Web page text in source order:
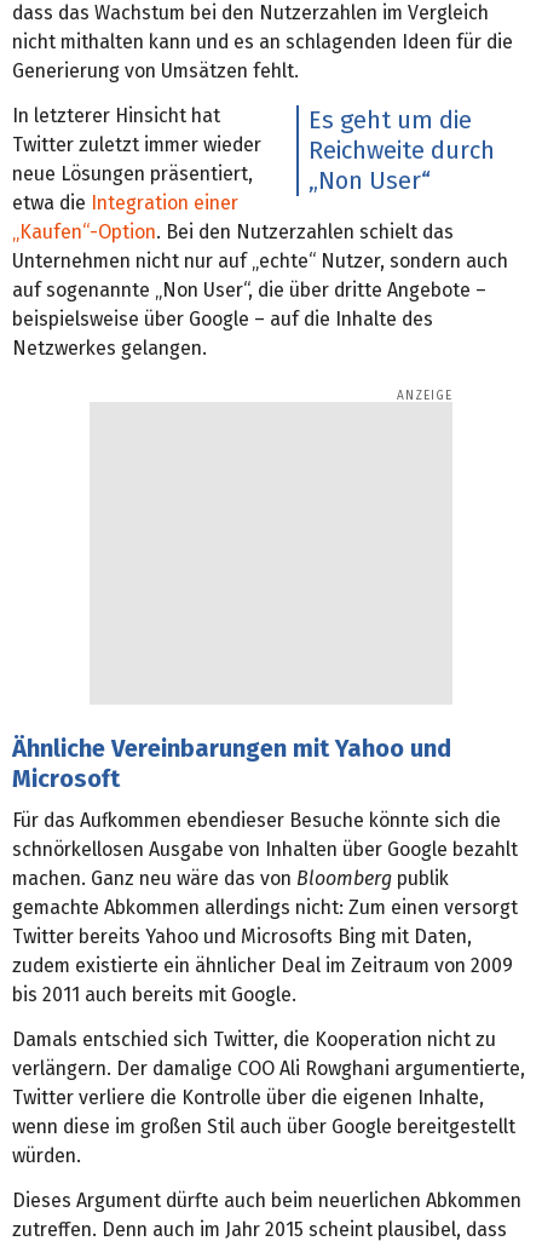
dass das Wachstum bei den Nutzerzahlen im Vergleich
nicht mithalten kann und es an schlagenden Ideen für die
Generierung von Umsätzen fehlt.
Es geht um die
Reichweite durch
„Non User“
In letzterer Hinsicht hat
Twitter zuletzt immer wieder
neue Lösungen präsentiert,
etwa die Integration einer
„Kaufen“-Option. Bei den Nutzerzahlen schielt das
Unternehmen nicht nur auf „echte“ Nutzer, sondern auch
auf sogenannte „Non User“, die über dritte Angebote –
beispielsweise über Google – auf die Inhalte des
Netzwerkes gelangen.
Ähnliche Vereinbarungen mit Yahoo und
Microsoft
Für das Aufkommen ebendieser Besuche könnte sich die
schnörkellosen Ausgabe von Inhalten über Google bezahlt
machen. Ganz neu wäre das von Bloomberg publik
gemachte Abkommen allerdings nicht: Zum einen versorgt
Twitter bereits Yahoo und Microsofts Bing mit Daten,
zudem existierte ein ähnlicher Deal im Zeitraum von 2009
bis 2011 auch bereits mit Google.
Damals entschied sich Twitter, die Kooperation nicht zu
verlängern. Der damalige COO Ali Rowghani argumentierte,
Twitter verliere die Kontrolle über die eigenen Inhalte,
wenn diese im großen Stil auch über Google bereitgestellt
würden.
Dieses Argument dürfte auch beim neuerlichen Abkommen
zutreffen. Denn auch im Jahr 2015 scheint plausibel, dass